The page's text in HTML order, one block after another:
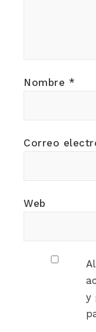
Nombre *
Correo
Web
y